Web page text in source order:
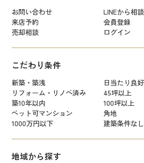
お問い合わせ
LINEから相談
来店予約
会員登録
売却相談
ログイン
こだわり条件
新築・築浅
日当たり良好
リフォーム・リノベ済み
45坪以上
築10年以内
100坪以上
ペット可マンション
角地
1000万円以下
建築条件なし
地域から探す